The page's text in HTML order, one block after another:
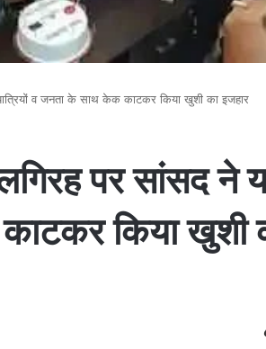
व जनता के साथ केक काटकर किया खुशी का इजहार
पर सांसद ने
किया खुशी